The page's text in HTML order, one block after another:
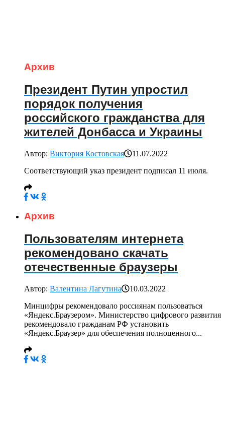
Архив
Президент Путин упростил
порядок получения
российского гражданства для
жителей Донбасса и Украины
Автор: Виктория Костовская
11.07.2022
Соответствующий указ президент подписал 11 июля.
Архив
Пользователям интернета
рекомендовано скачать
отечественные браузеры
Автор: Валентина Лагутина
10.03.2022
Минцифры рекомендовало россиянам пользоваться
«Яндекс.Браузером». Министерство цифрового развития
рекомендовало гражданам РФ установить
«Яндекс.Браузер» для обеспечения полноценного...